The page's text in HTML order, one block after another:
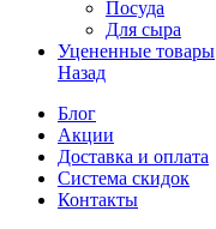
Посуда
Для сыра
Уцененные товары
Назад
Блог
Акции
Доставка и оплата
Система скидок
Контакты